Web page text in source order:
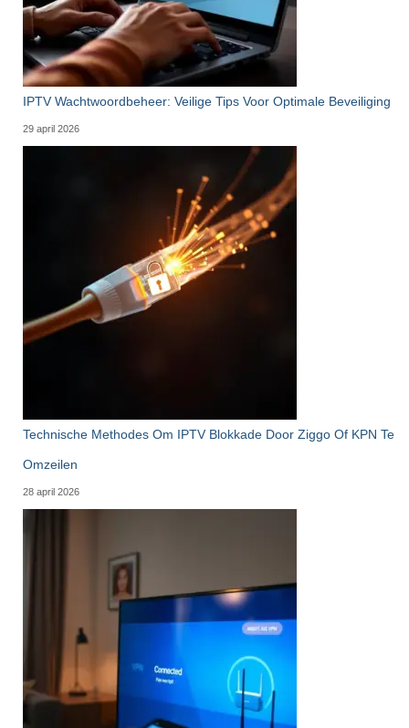
IPTV Wachtwoordbeheer: Veilige Tips Voor Optimale Beveiliging
29 april 2026
Technische Methodes Om IPTV Blokkade Door Ziggo Of KPN Te
Omzeilen
28 april 2026